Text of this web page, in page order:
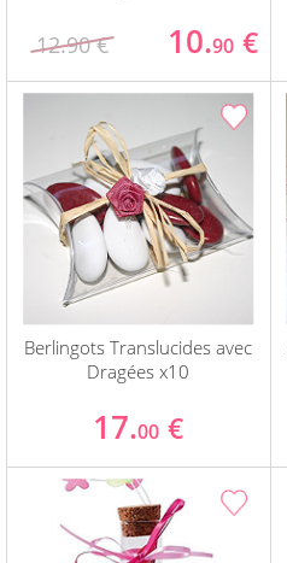
12.90 € 10.90 €
Berlingots Translucides avec
Dragées x10
17.00 €